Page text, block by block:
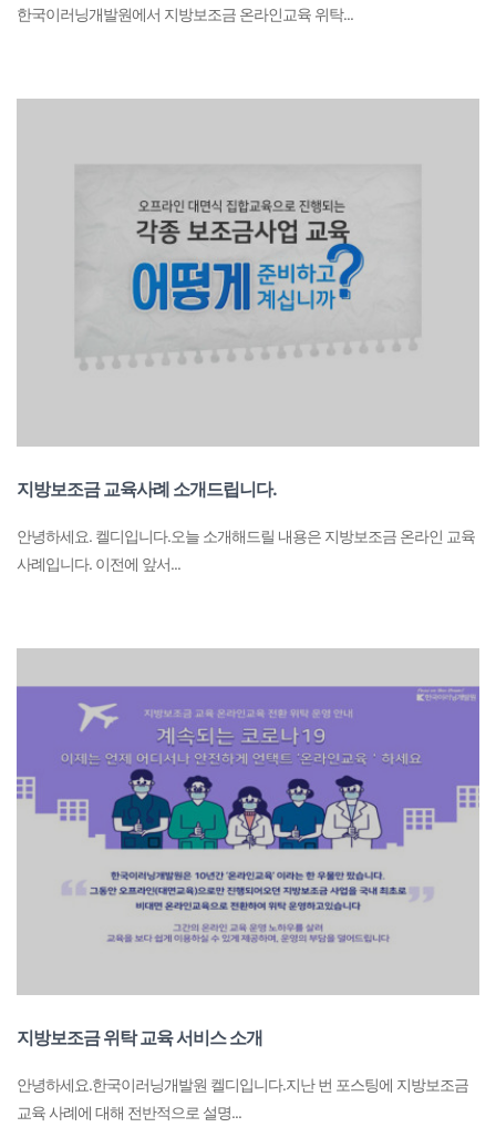
한국이러닝개발원에서 지방보조금 온라인교육 위탁...
지방보조금 교육사례 소개드립니다.
안녕하세요. 켈디입니다.​오늘 소개해드릴 내용은 지방보조금 온라인 교육
사례입니다. 이전에 앞서...
지방보조금 위탁 교육 서비스 소개
안녕하세요.한국이러닝개발원 켈디입니다.​지난 번 포스팅에 지방보조금
교육 사례에 대해 전반적으로 설명...